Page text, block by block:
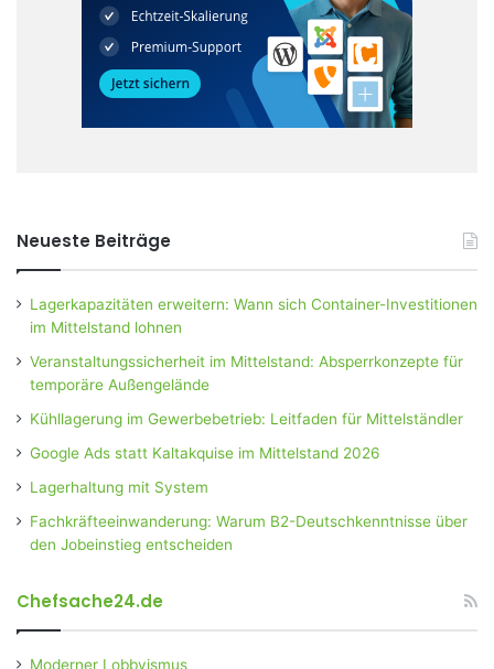
Neueste Beiträge
Lagerkapazitäten erweitern: Wann sich Container-Investitionen
im Mittelstand lohnen
Veranstaltungssicherheit im Mittelstand: Absperrkonzepte für
temporäre Außengelände
Kühllagerung im Gewerbebetrieb: Leitfaden für Mittelständler
Google Ads statt Kaltakquise im Mittelstand 2026
Lagerhaltung mit System
Fachkräfteeinwanderung: Warum B2-Deutschkenntnisse über
den Jobeinstieg entscheiden
Chefsache24.de
Moderner Lobbyismus